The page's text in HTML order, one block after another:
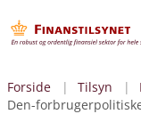
Forside Tilsyn
Den-